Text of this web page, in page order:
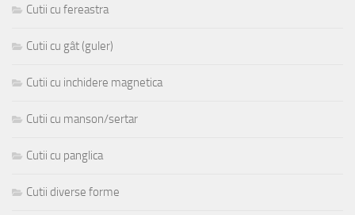
Cutii cu fereastra
Cutii cu gât (guler)
Cutii cu inchidere magnetica
Cutii cu manson/sertar
Cutii cu panglica
Cutii diverse forme